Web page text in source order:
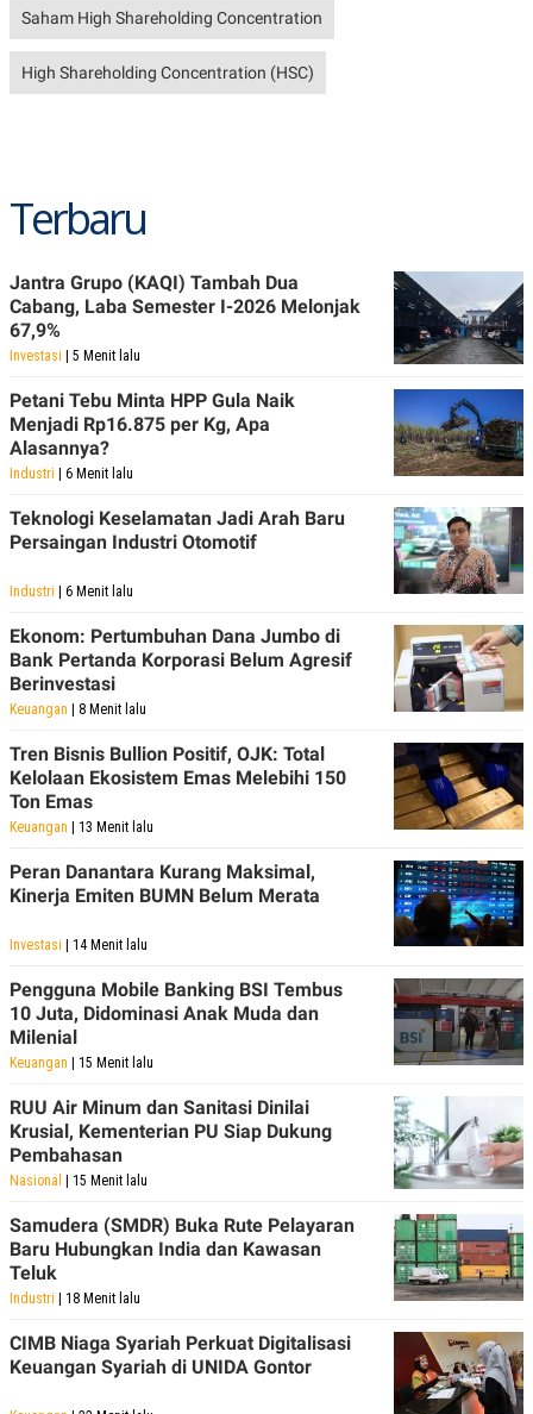
SITEMAPPROFILETERM
PRIVACY
Saham High Shareholding Concentration
High Shareholding Concentration (HSC)
Terbaru
Jantra Grupo (KAQI) Tambah Dua
Cabang, Laba Semester I-2026 Melonjak
67,9%
Investasi | 5 Menit lalu
Petani Tebu Minta HPP Gula Naik
Menjadi Rp16.875 per Kg, Apa
Alasannya?
Industri | 6 Menit lalu
Teknologi Keselamatan Jadi Arah Baru
Persaingan Industri Otomotif
Industri | 6 Menit lalu
Ekonom: Pertumbuhan Dana Jumbo di
Bank Pertanda Korporasi Belum Agresif
Berinvestasi
Keuangan | 8 Menit lalu
Tren Bisnis Bullion Positif, OJK: Total
Kelolaan Ekosistem Emas Melebihi 150
Ton Emas
Keuangan | 13 Menit lalu
Peran Danantara Kurang Maksimal,
Kinerja Emiten BUMN Belum Merata
Investasi | 14 Menit lalu
Pengguna Mobile Banking BSI Tembus
10 Juta, Didominasi Anak Muda dan
Milenial
Keuangan | 15 Menit lalu
RUU Air Minum dan Sanitasi Dinilai
Krusial, Kementerian PU Siap Dukung
Pembahasan
Nasional | 15 Menit lalu
Samudera (SMDR) Buka Rute Pelayaran
Baru Hubungkan India dan Kawasan
Teluk
Industri | 18 Menit lalu
CIMB Niaga Syariah Perkuat Digitalisasi
Keuangan Syariah di UNIDA Gontor